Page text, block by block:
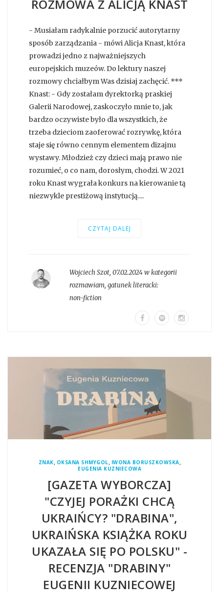
ROZMOWA Z ALICJĄ KNAST
- Musiałam radykalnie porzucić autorytarny
sposób zarządzania - mówi Alicja Knast, która
prowadzi jedno z najważniejszych
europejskich muzeów. Do lektury naszej
rozmowy chciałbym Was dzisiaj zachęcić. ***
Knast: - Gdy zostałam dyrektorką praskiej
Galerii Narodowej, zaskoczyło mnie to, jak
bardzo oczywiste było dla wszystkich, że
trzeba dzieciom zaoferować rozrywkę, która
staje się równo cennym elementem dizajnu
wystawy. Młodzież czy dzieci mają prawo nie
rozumieć, o co nam, dorosłym, chodzi. W 2021
roku Knast wygrała konkurs na kierowanie tą
niezwykle prestiżową instytucją....
CZYTAJ DALEJ
Wojciech Szot, 07.02.2024 w kategorii
rozmawiam, gatunek literacki:
non-fiction
ZNAK, OKSANA SHMYGOL, IWONA BORUSZKOWSKA,
EUGENIA KUZNIECOWA
[GAZETA WYBORCZA]
"CZYJEJ PORAŻKI CHCĄ
UKRAIŃCY? "DRABINA",
UKRAIŃSKA KSIĄŻKA ROKU
UKAZAŁA SIĘ PO POLSKU" -
RECENZJA "DRABINY"
EUGENII KUZNIECOWEJ